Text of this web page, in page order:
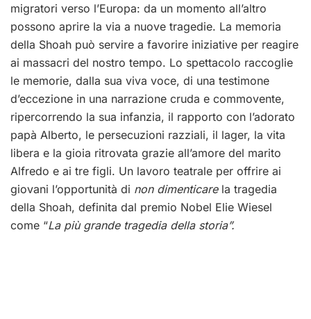
migratori verso l’Europa: da un momento all’altro
possono aprire la via a nuove tragedie. La memoria
della Shoah può servire a favorire iniziative per reagire
ai massacri del nostro tempo. Lo spettacolo raccoglie
le memorie, dalla sua viva voce, di una testimone
d’eccezione in una narrazione cruda e commovente,
ripercorrendo la sua infanzia, il rapporto con l’adorato
papà Alberto, le persecuzioni razziali, il lager, la vita
libera e la gioia ritrovata grazie all’amore del marito
Alfredo e ai tre figli. Un lavoro teatrale per offrire ai
giovani l’opportunità di non dimenticare la tragedia
della Shoah, definita dal premio Nobel Elie Wiesel
come “La più grande tragedia della storia”.